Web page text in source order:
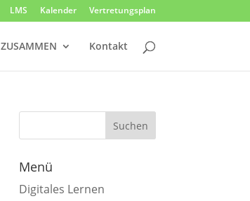
LMS Kalender Vertretungsplan
ZUSAMMEN Kontakt
Menü
Digitales Lernen